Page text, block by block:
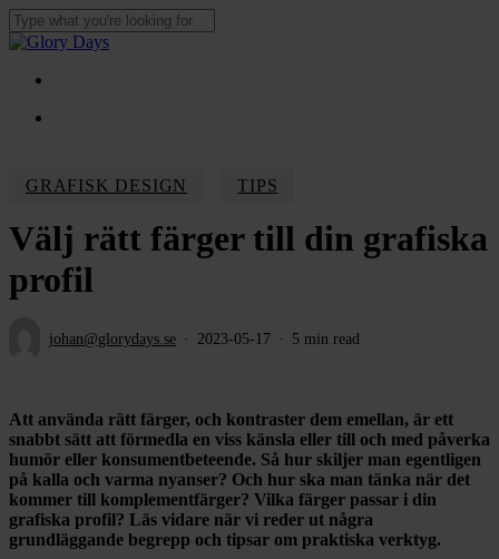
Skip
to
content
Close
Menu
GRAFISK DESIGN TIPS
Välj rätt färger till din grafiska
profil
johan@glorydays.se 2023-05-17 5 min read
Att använda rätt färger, och kontraster dem emellan, är ett
snabbt sätt att förmedla en viss känsla eller till och med påverka
humör eller konsumentbeteende. Så hur skiljer man egentligen
på kalla och varma nyanser? Och hur ska man tänka när det
kommer till komplementfärger? Vilka färger passar i din
grafiska profil? Läs vidare när vi reder ut några
grundläggande begrepp och tipsar om praktiska verktyg.